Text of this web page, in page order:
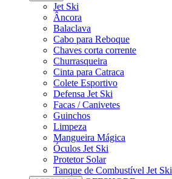
Jet Ski
Âncora
Balaclava
Cabo para Reboque
Chaves corta corrente
Churrasqueira
Cinta para Catraca
Colete Esportivo
Defensa Jet Ski
Facas / Canivetes
Guinchos
Limpeza
Mangueira Mágica
Óculos Jet Ski
Protetor Solar
Tanque de Combustível Jet Ski